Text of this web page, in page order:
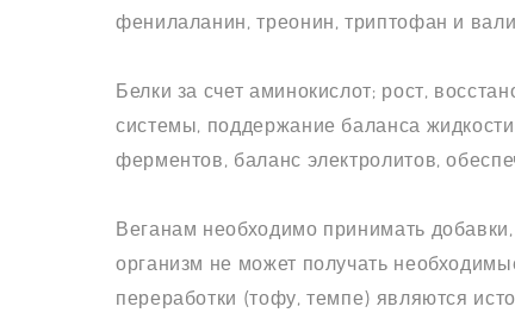
фенилаланин, треонин, триптофан и
Белки за счет аминокислот; рост,
системы, поддержание баланса
ферментов, баланс электролитов,
Веганам необходимо принимать
организм не может получать
переработки (тофу, темпе) являются